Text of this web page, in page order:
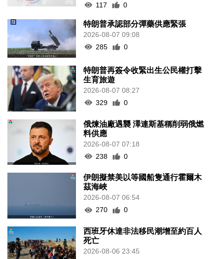
117
0
特朗普承認部分彈藥供應緊張
2026-08-07 09:08
285
0
特朗普再簽令收緊出生公民權打擊
生育旅遊
2026-08-07 08:27
329
0
俄煉油廠遇襲 澤連斯基稱削弱俄燃
料供應
2026-08-07 07:18
238
0
伊朗擬禁美以等國船隻通行霍爾木
茲海峽
2026-08-07 06:54
270
0
西班牙休達非法移民潮增至約百人
死亡
2026-08-06 23:45